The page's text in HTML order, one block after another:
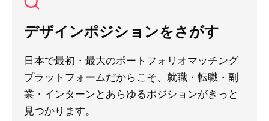
デザインポジションをさがす
日本で最初・最大のポートフォリオマッチング
プラットフォームだからこそ、就職・転職・副
業・インターンとあらゆるポジションがきっと
見つかります。